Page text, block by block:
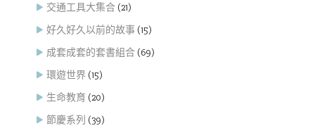
交通工具大集合 (21)
好久好久以前的故事 (15)
成套成套的套書組合 (69)
環遊世界 (15)
生命教育 (20)
節慶系列 (39)